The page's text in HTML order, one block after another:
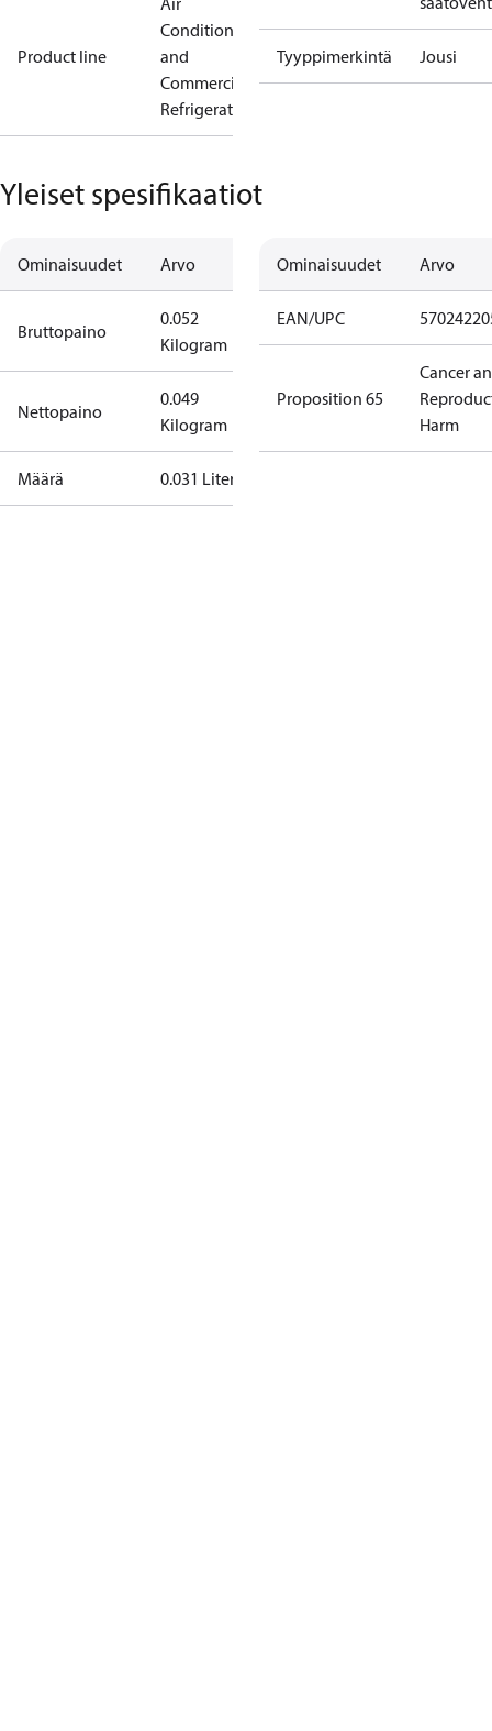
Product line
Conditioning
and
Commercial
Refrigeration
Tyyppimerkintä Jousi
Yleiset spesifikaatiot
Ominaisuudet Arvo
Bruttopaino
0.052
Kilogram
Nettopaino
0.049
Kilogram
Määrä 0.031 Liter
Ominaisuudet Arvo
EAN/UPC
Proposition 65
Cancer
Harm